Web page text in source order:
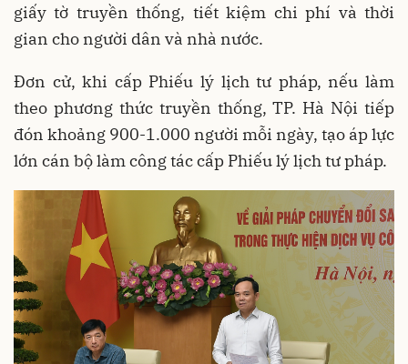
giấy tờ truyền thống, tiết kiệm chi phí và thời
gian cho người dân và nhà nước.
Đơn cử, khi cấp Phiếu lý lịch tư pháp, nếu làm
theo phương thức truyền thống, TP. Hà Nội tiếp
đón khoảng 900-1.000 người mỗi ngày, tạo áp lực
lớn cán bộ làm công tác cấp Phiếu lý lịch tư pháp.